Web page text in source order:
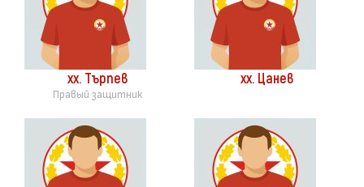
хх. Търпев
Правый защитник
хх. Цанев